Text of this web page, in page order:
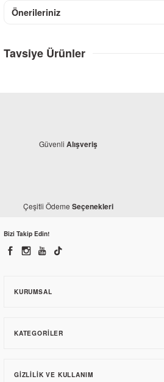
Önerileriniz
Tavsiye Ürünler
Honda
Güvenli Alışveriş
Çeşitli Ödeme Seçenekleri
Bizi Takip Edin!
KURUMSAL
KATEGORILER
GIZLILIK VE KULLANIM